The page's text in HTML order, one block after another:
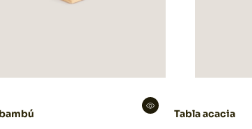
Tabla acacia